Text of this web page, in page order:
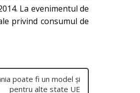
La evenimentul de
privind consumul de
poate fi un model și
pentru alte state UE